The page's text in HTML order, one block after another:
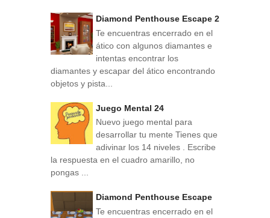
Diamond Penthouse Escape 2
Te encuentras encerrado en el
ático con algunos diamantes e
intentas encontrar los
diamantes y escapar del ático encontrando
objetos y pista...
Juego Mental 24
Nuevo juego mental para
desarrollar tu mente Tienes que
adivinar los 14 niveles . Escribe
la respuesta en el cuadro amarillo, no
pongas ...
Diamond Penthouse Escape
Te encuentras encerrado en el